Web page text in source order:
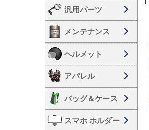
汎用パーツ
メンテナンス
ヘルメット
アパレル
バッグ＆ケース
スマホ ホルダー